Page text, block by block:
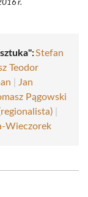
r.
Stefan
Teodor
Jan
Pągowski
Wieczorek